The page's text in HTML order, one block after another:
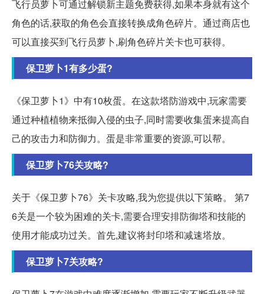
飞行员萝卜可通过解锁新主题免费获得,如果本身就有这个
角色的话,获取的角色会直接转换成角色碎片。通过商店也
可以直接买到飞行员萝卜,刷角色碎片关卡也可获得。
保卫萝卜1有多少蛋?
《保卫萝卜1》中有10枚蛋。在这款塔防游戏中,玩家需要
通过种植植物来抵御入侵的虫子,同时需要收集蛋来提高自
己的攻击力和防御力。蛋是非常重要的资源,可以帮。
保卫萝卜76关攻略?
关于《保卫萝卜76》关卡攻略,我为您提供以下策略。 第7
6关是一个较为困难的关卡,需要合理安排防御塔和技能的
使用才能成功过关。首先,建议将封印塔和减速塔放。
保卫萝卜7关攻略?